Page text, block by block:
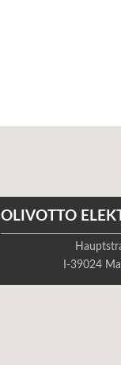
OLIVOTTO
I-39024